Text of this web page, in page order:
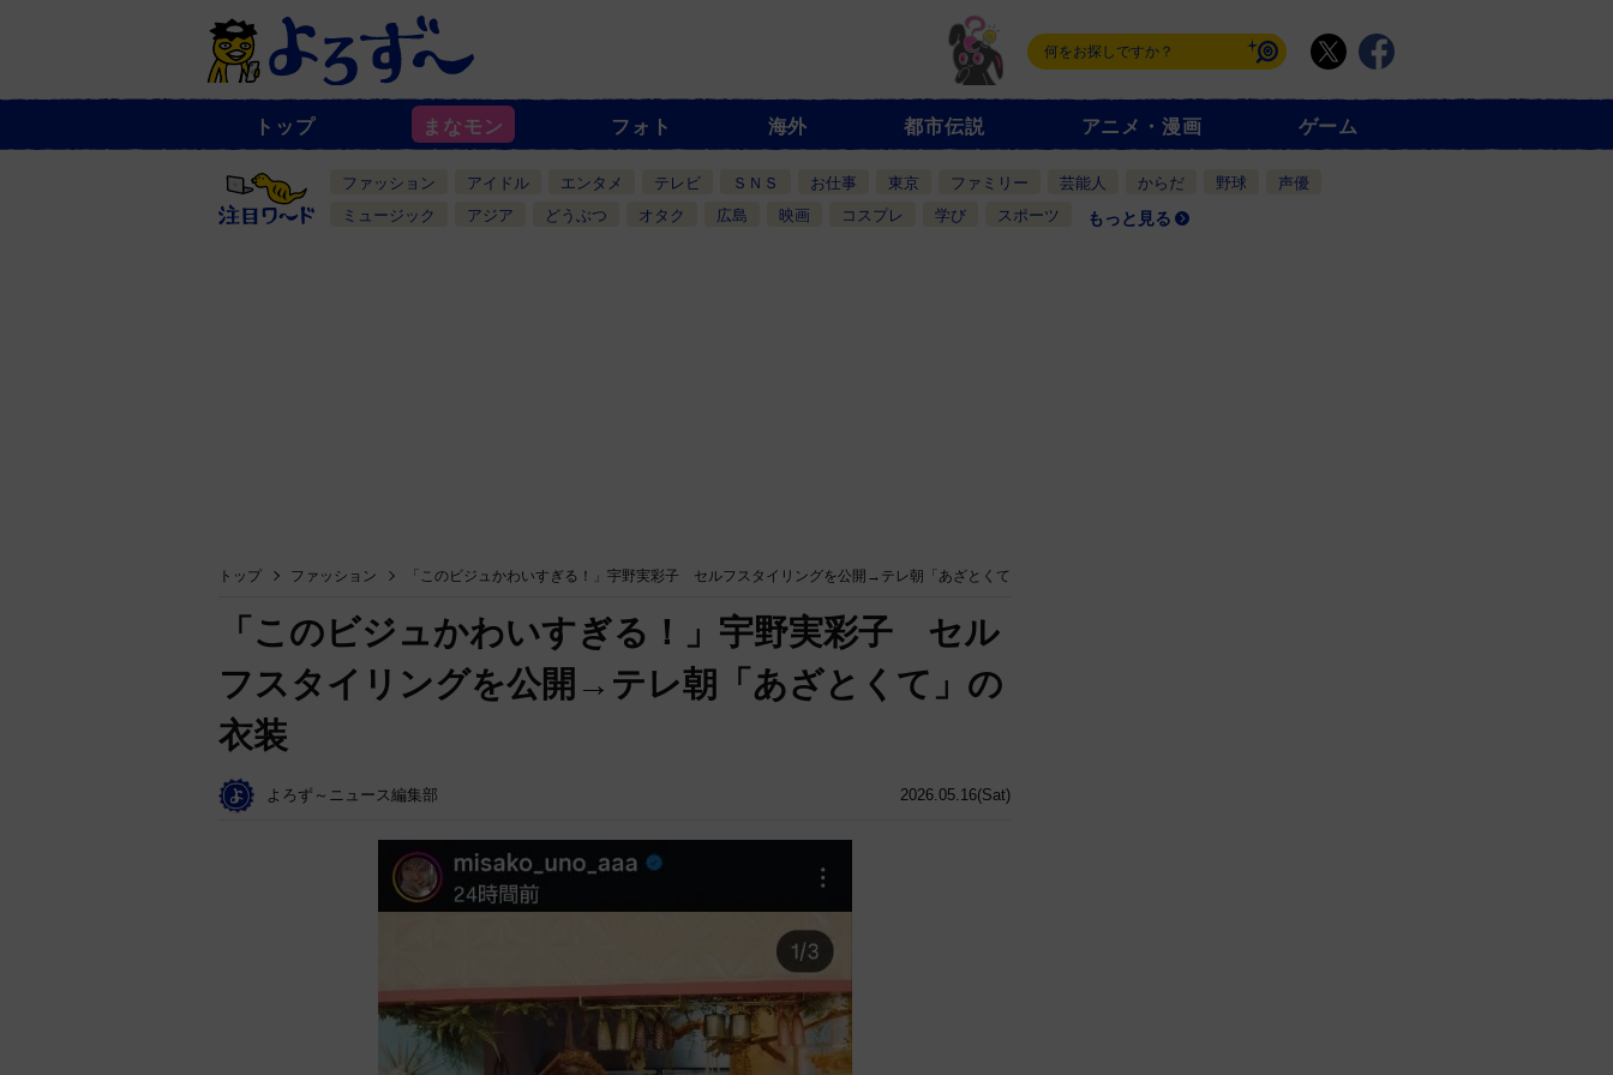
ュ
一
覧
トップ まなモン フォト 海外 都市伝説 アニメ・漫画 ゲーム
ファッション アイドル エンタメ テレビ ＳＮＳ お仕事 東京 ファミリー 芸能人 からだ 野球
声優
ミュージック
アジア どうぶつ オタク 広島 映画 コスプレ 学び スポーツ もっと見る
トップ ファッション 「このビジュかわいすぎる！」宇野実彩子 セルフスタイリングを公開→テレ朝「あざとくて
2026.05.16(Sat)
「このビジュかわいすぎる！」宇野実彩子 セル
フスタイリングを公開→テレ朝「あざとくて」の
衣装
よろず～ニュース編集部